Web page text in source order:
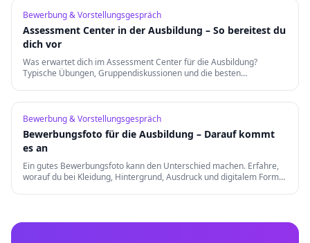
Bewerbung & Vorstellungsgespräch
Assessment Center in der Ausbildung – So bereitest du
dich vor
Was erwartet dich im Assessment Center für die Ausbildung?
Typische Übungen, Gruppendiskussionen und die besten
Bewerbung & Vorstellungsgespräch
Bewerbungsfoto für die Ausbildung – Darauf kommt
es an
Ein gutes Bewerbungsfoto kann den Unterschied machen. Erfahre,
worauf du bei Kleidung, Hintergrund, Ausdruck und digitalem Format